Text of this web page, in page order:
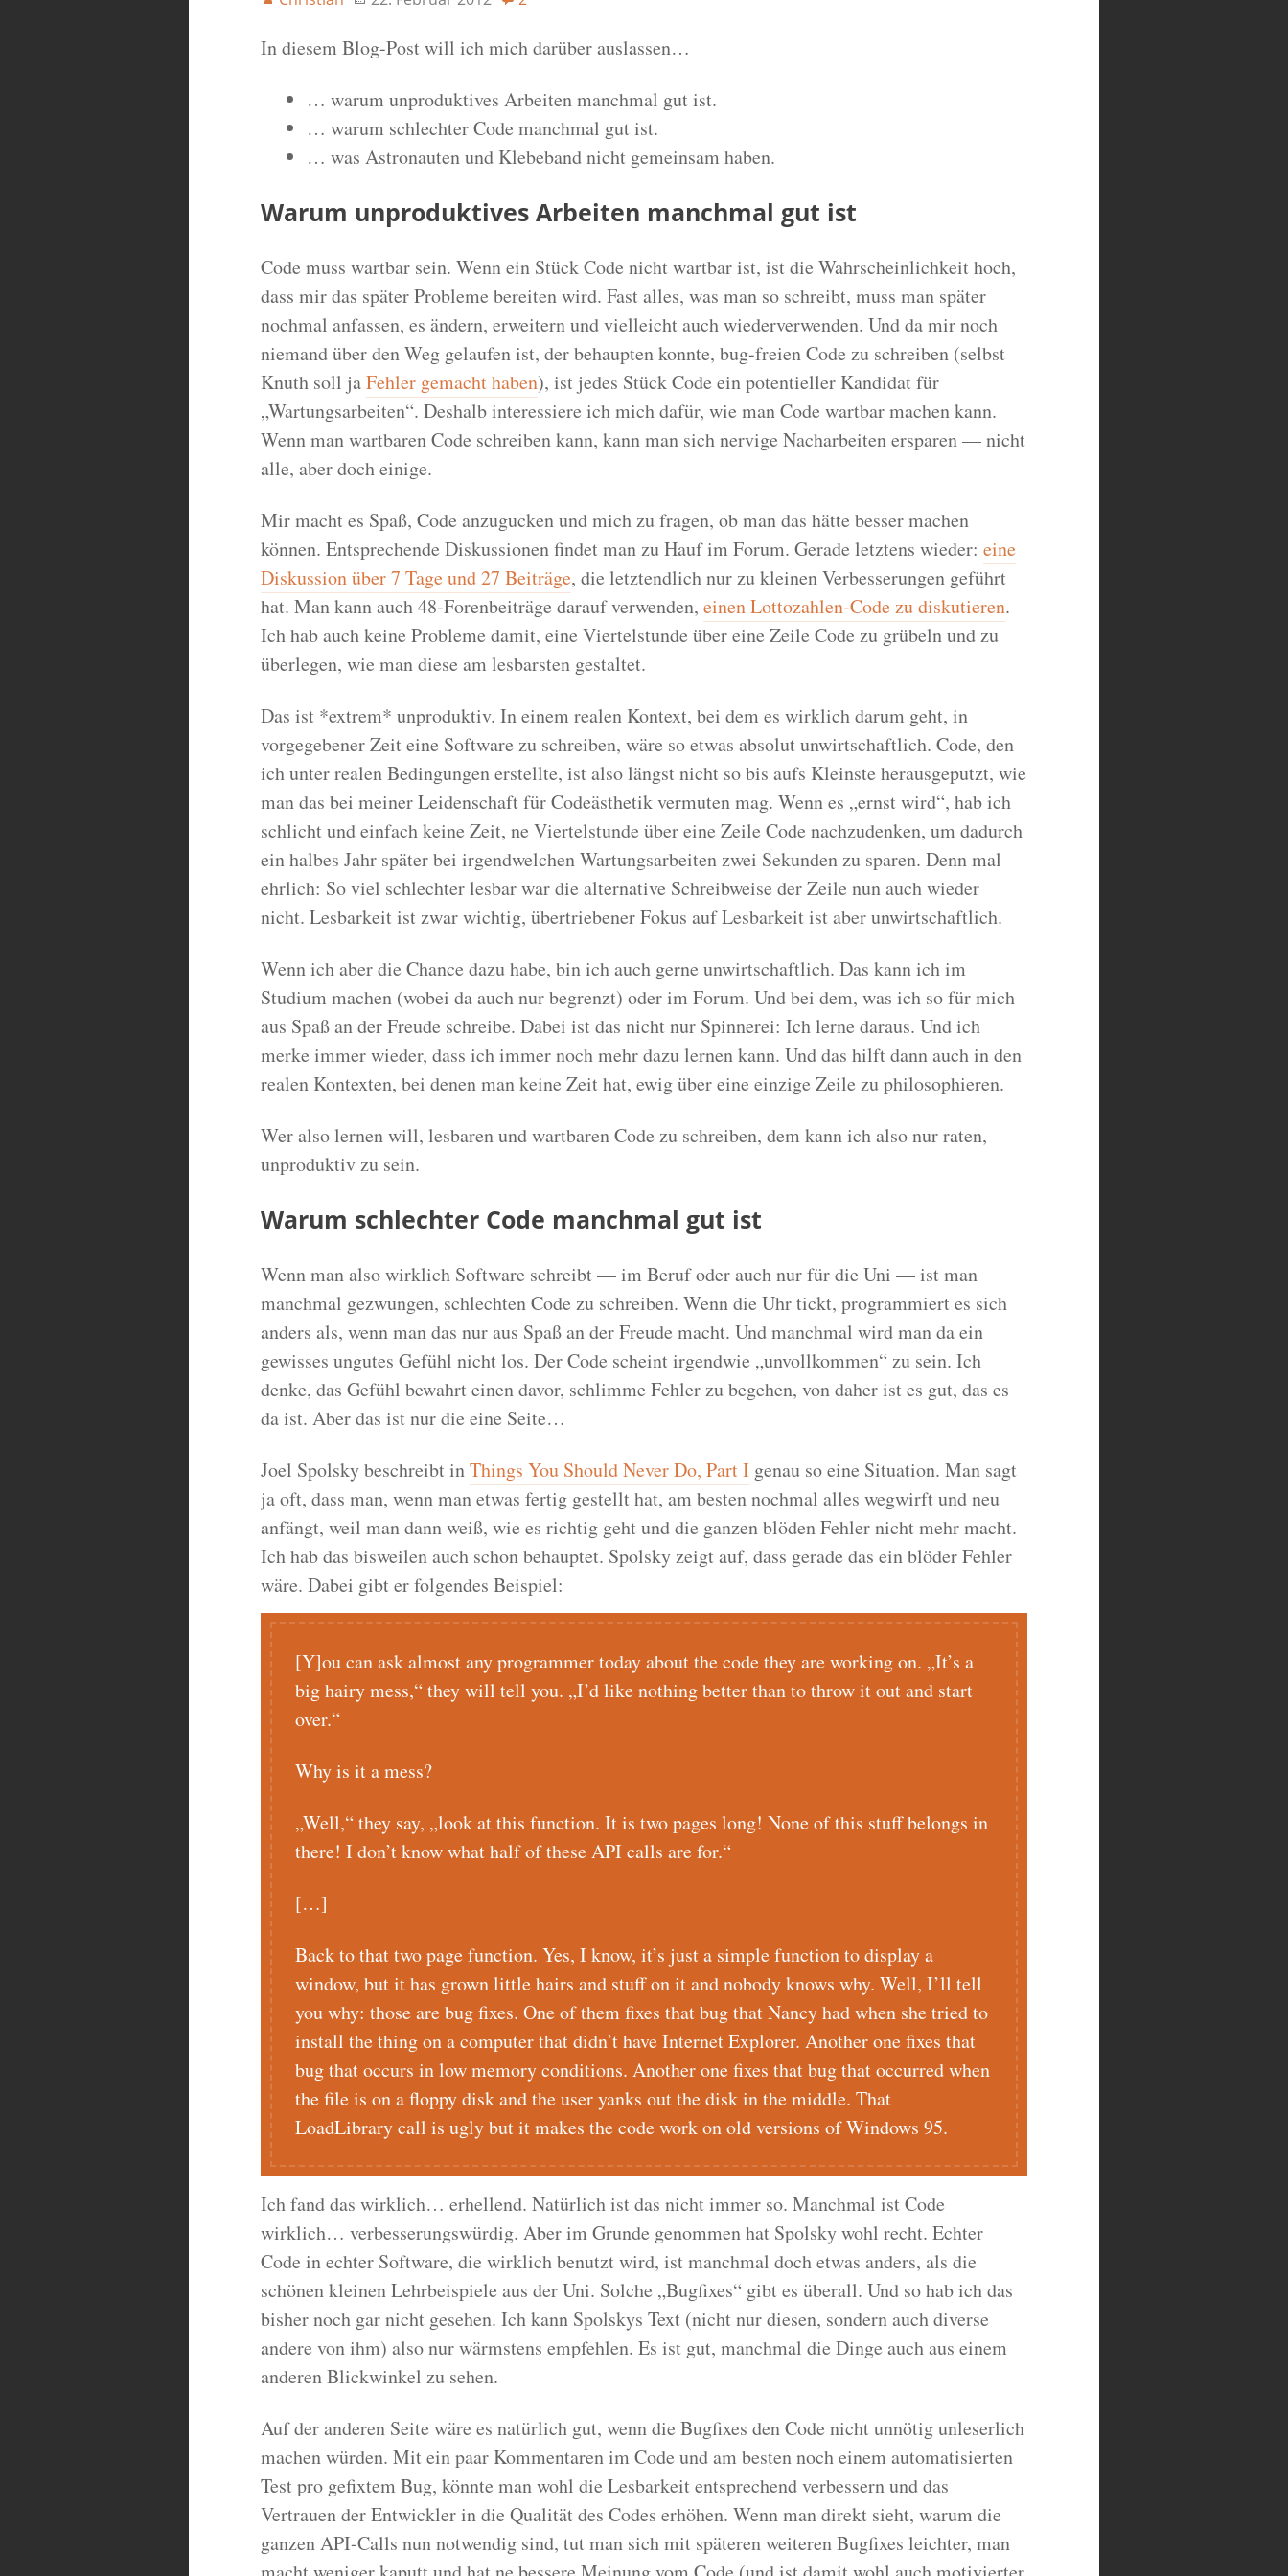
In diesem Blog-Post will ich mich darüber auslassen…
… warum unproduktives Arbeiten manchmal gut ist.
… warum schlechter Code manchmal gut ist.
… was Astronauten und Klebeband nicht gemeinsam haben.
Warum unproduktives Arbeiten manchmal gut ist
Code muss wartbar sein. Wenn ein Stück Code nicht wartbar ist, ist die Wahrscheinlichkeit hoch,
dass mir das später Probleme bereiten wird. Fast alles, was man so schreibt, muss man später
nochmal anfassen, es ändern, erweitern und vielleicht auch wiederverwenden. Und da mir noch
niemand über den Weg gelaufen ist, der behaupten konnte, bug-freien Code zu schreiben (selbst
Knuth soll jaFehler gemacht haben), ist jedes Stück Code ein potentieller Kandidat für
„Wartungsarbeiten“. Deshalb interessiere ich mich dafür, wie man Code wartbar machen kann.
Wenn man wartbaren Code schreiben kann, kann man sich nervige Nacharbeiten ersparen — nicht
alle, aber doch einige.
Mir macht es Spaß, Code anzugucken und mich zu fragen, ob man das hätte besser machen
können. Entsprechende Diskussionen findet man zu Hauf im Forum. Gerade letztens wieder: eine
Diskussion über 7 Tage und 27 Beiträge, die letztendlich nur zu kleinen Verbesserungen geführt
hat. Man kann auch 48-Forenbeiträge darauf verwenden, einen Lottozahlen-Code zu diskutieren.
Ich hab auch keine Probleme damit, eine Viertelstunde über eine Zeile Code zu grübeln und zu
überlegen, wie man diese am lesbarsten gestaltet.
Das ist *extrem* unproduktiv. In einem realen Kontext, bei dem es wirklich darum geht, in
vorgegebener Zeit eine Software zu schreiben, wäre so etwas absolut unwirtschaftlich. Code, den
ich unter realen Bedingungen erstellte, ist also längst nicht so bis aufs Kleinste herausgeputzt, wie
man das bei meiner Leidenschaft für Codeästhetik vermuten mag. Wenn es „ernst wird“, hab ich
schlicht und einfach keine Zeit, ne Viertelstunde über eine Zeile Code nachzudenken, um dadurch
ein halbes Jahr später bei irgendwelchen Wartungsarbeiten zwei Sekunden zu sparen. Denn mal
ehrlich: So viel schlechter lesbar war die alternative Schreibweise der Zeile nun auch wieder
nicht. Lesbarkeit ist zwar wichtig, übertriebener Fokus auf Lesbarkeit ist aber unwirtschaftlich.
Wenn ich aber die Chance dazu habe, bin ich auch gerne unwirtschaftlich. Das kann ich im
Studium machen (wobei da auch nur begrenzt) oder im Forum. Und bei dem, was ich so für mich
aus Spaß an der Freude schreibe. Dabei ist das nicht nur Spinnerei: Ich lerne daraus. Und ich
merke immer wieder, dass ich immer noch mehr dazu lernen kann. Und das hilft dann auch in den
realen Kontexten, bei denen man keine Zeit hat, ewig über eine einzige Zeile zu philosophieren.
Wer also lernen will, lesbaren und wartbaren Code zu schreiben, dem kann ich also nur raten,
unproduktiv zu sein.
Warum schlechter Code manchmal gut ist
Wenn man also wirklich Software schreibt — im Beruf oder auch nur für die Uni — ist man
manchmal gezwungen, schlechten Code zu schreiben. Wenn die Uhr tickt, programmiert es sich
anders als, wenn man das nur aus Spaß an der Freude macht. Und manchmal wird man da ein
gewisses ungutes Gefühl nicht los. Der Code scheint irgendwie „unvollkommen“ zu sein. Ich
denke, das Gefühl bewahrt einen davor, schlimme Fehler zu begehen, von daher ist es gut, das es
da ist. Aber das ist nur die eine Seite…
Joel Spolsky beschreibt inThings You Should Never Do, Part I genau so eine Situation. Man sagt
ja oft, dass man, wenn man etwas fertig gestellt hat, am besten nochmal alles wegwirft und neu
anfängt, weil man dann weiß, wie es richtig geht und die ganzen blöden Fehler nicht mehr macht.
Ich hab das bisweilen auch schon behauptet. Spolsky zeigt auf, dass gerade das ein blöder Fehler
wäre. Dabei gibt er folgendes Beispiel:
[Y]ou can ask almost any programmer today about the code they are working on. „It’s a
big hairy mess,“ they will tell you. „I’d like nothing better than to throw it out and start
over.“
Why is it a mess?
„Well,“ they say, „look at this function. It is two pages long! None of this stuff belongs in
there! I don’t know what half of these API calls are for.“
[…]
Back to that two page function. Yes, I know, it’s just a simple function to display a
window, but it has grown little hairs and stuff on it and nobody knows why. Well, I’ll tell
you why: those are bug fixes. One of them fixes that bug that Nancy had when she tried to
install the thing on a computer that didn’t have Internet Explorer. Another one fixes that
bug that occurs in low memory conditions. Another one fixes that bug that occurred when
the file is on a floppy disk and the user yanks out the disk in the middle. That
LoadLibrary call is ugly but it makes the code work on old versions of Windows 95.
Ich fand das wirklich… erhellend. Natürlich ist das nicht immer so. Manchmal ist Code
wirklich… verbesserungswürdig. Aber im Grunde genommen hat Spolsky wohl recht. Echter
Code in echter Software, die wirklich benutzt wird, ist manchmal doch etwas anders, als die
schönen kleinen Lehrbeispiele aus der Uni. Solche „Bugfixes“ gibt es überall. Und so hab ich das
bisher noch gar nicht gesehen. Ich kann Spolskys Text (nicht nur diesen, sondern auch diverse
andere von ihm) also nur wärmstens empfehlen. Es ist gut, manchmal die Dinge auch aus einem
anderen Blickwinkel zu sehen.
Auf der anderen Seite wäre es natürlich gut, wenn die Bugfixes den Code nicht unnötig unleserlich
machen würden. Mit ein paar Kommentaren im Code und am besten noch einem automatisierten
Test pro gefixtem Bug, könnte man wohl die Lesbarkeit entsprechend verbessern und das
Vertrauen der Entwickler in die Qualität des Codes erhöhen. Wenn man direkt sieht, warum die
ganzen API-Calls nun notwendig sind, tut man sich mit späteren weiteren Bugfixes leichter, man